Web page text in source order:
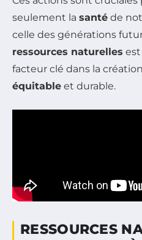
seulement la santé de
celle des générations
ressources naturelles
facteur clé dans la
équitable et durable.
RESSOURCES